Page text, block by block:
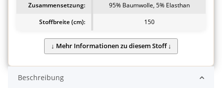
Zusammensetzung:
95% Baumwolle, 5% Elasthan
Stoffbreite (cm):
150
Beschreibung